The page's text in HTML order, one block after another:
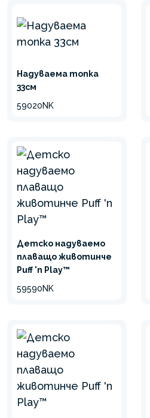
Надуваема топка
33см
59020NK
Детско надуваемо
плаващо животинче
Puff 'n Play™
59590NK